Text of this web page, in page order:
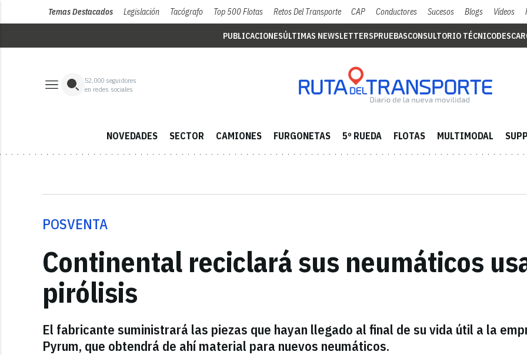
Temas Destacados Legislación Tacógrafo Top 500 Flotas Retos Del Transporte CAP Conductores Sucesos Blogs Vídeos
PUBLICACIONESÚLTIMAS NEWSLETTERSPRUEBASCONSULTORIO TÉCNICO
52,000 seguidores
en redes sociales
NOVEDADES SECTOR CAMIONES FURGONETAS 5º RUEDA FLOTAS MULTIMODAL
POSVENTA
Continental reciclará sus neumáticos
pirólisis
El fabricante suministrará las piezas que hayan llegado al final de su vida útil a la
Pyrum, que obtendrá de ahí material para nuevos neumáticos.